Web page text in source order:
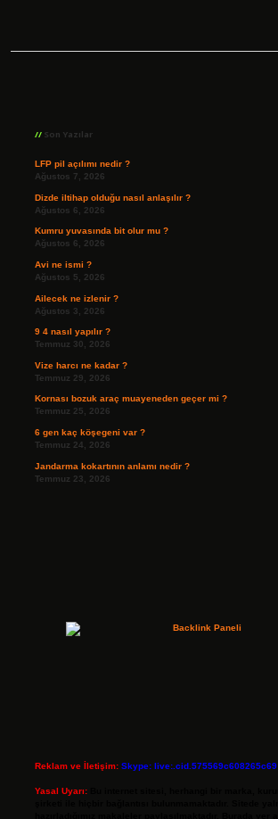
Son Yazılar
LFP pil açılımı nedir ?
Ağustos 7, 2026
Dizde iltihap olduğu nasıl anlaşılır ?
Ağustos 6, 2026
Kumru yuvasında bit olur mu ?
Ağustos 6, 2026
Avi ne ismi ?
Ağustos 5, 2026
Ailecek ne izlenir ?
Ağustos 3, 2026
9 4 nasıl yapılır ?
Temmuz 30, 2026
Vize harcı ne kadar ?
Temmuz 29, 2026
Kornası bozuk araç muayeneden geçer mi ?
Temmuz 25, 2026
6 gen kaç köşegeni var ?
Temmuz 24, 2026
Jandarma kokartının anlamı nedir ?
Temmuz 23, 2026
Reklam ve İletişim: Skype: live:.cid.575569c608265c69
Yasal Uyarı: